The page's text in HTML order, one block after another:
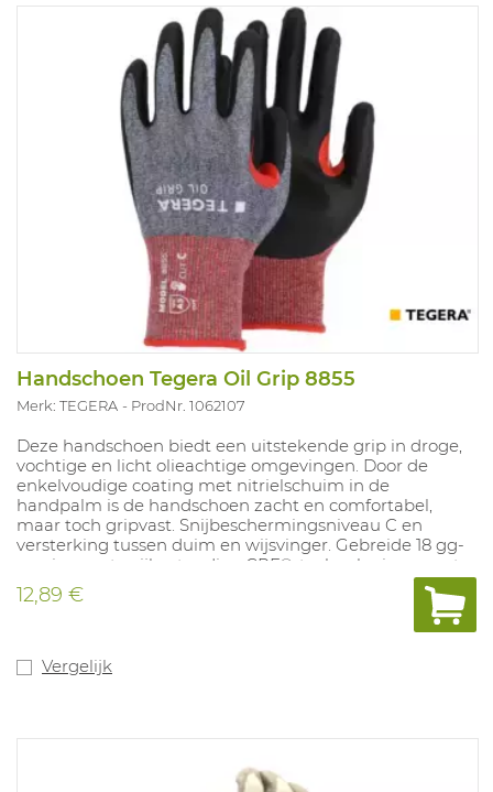
Handschoen Tegera Oil Grip 8855
Merk: TEGERA ProdNr. 1062107
Deze handschoen biedt een uitstekende grip in droge,
vochtige en licht olieachtige omgevingen. Door de
enkelvoudige coating met nitrielschuim in de
handpalm is de handschoen zacht en comfortabel,
maar toch gripvast. Snijbeschermingsniveau C en
versterking tussen duim en wijsvinger. Gebreide 18 gg-
voering met snijbestendige CRF®-technologie en met
deels gerecycled polyester. Touchscreenfunctionaliteit.
Oeko-Tex goedgekeurd.
12,89 €
Vergelijk